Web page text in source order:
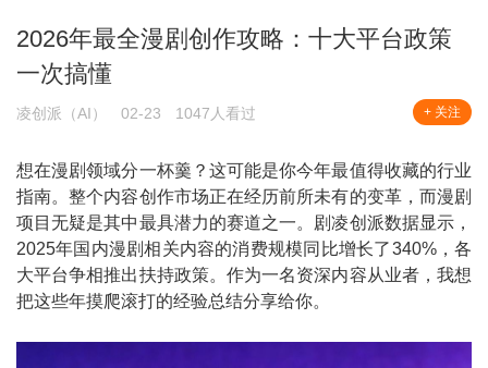
2026年最全漫剧创作攻略：十大平台政策
一次搞懂
凌创派（AI） 02-23 1047人看过 + 关注
想在漫剧领域分一杯羹？这可能是你今年最值得收藏的行业
指南。整个内容创作市场正在经历前所未有的变革，而漫剧
项目无疑是其中最具潜力的赛道之一。剧凌创派数据显示，
2025年国内漫剧相关内容的消费规模同比增长了340%，各
大平台争相推出扶持政策。作为一名资深内容从业者，我想
把这些年摸爬滚打的经验总结分享给你。